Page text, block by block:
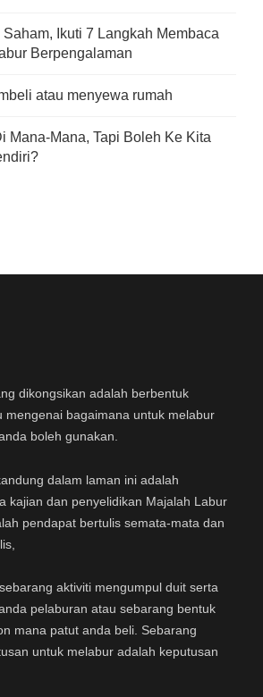
Ikuti 7 Langkah Membaca
Berpengalaman
atau menyewa rumah
Mana-Mana, Tapi Boleh Ke Kita
dikongsikan adalah berbentuk
mengenai bagaimana untuk melabur
boleh gunakan.
dalam laman ini adalah
kajian dan penyelidikan Majalah Labur
pendapat bertulis semata-mata dan
aktiviti mengumpul duit serta
pelaburan atau sebarang bentuk
mana patut anda beli. Sebarang
untuk melabur adalah keputusan